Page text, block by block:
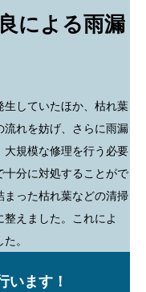
による雨漏
していたほか、枯れ葉
れを妨げ、さらに雨漏
大規模な修理を行う必要
十分に対処することがで
まった枯れ葉などの清掃
えました。これによ
。
います！